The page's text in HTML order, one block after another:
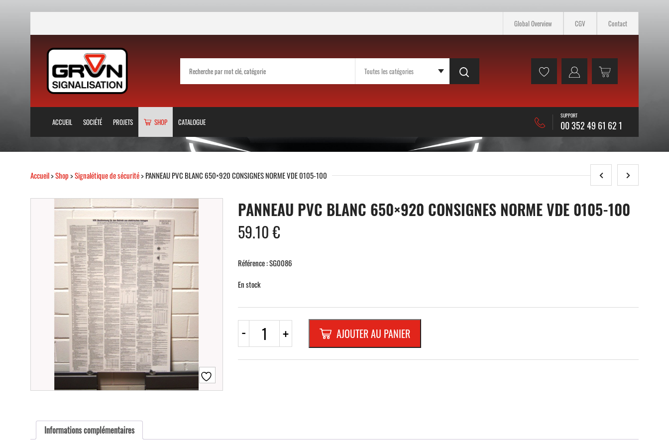
Global Overview CGV Contact
ACCUEIL SOCIÉTÉ PROJETS SHOP CATALOGUE
SUPPORT
00 352 49 61 62 1
Accueil>Shop>Signalétique de sécurité> PANNEAU PVC BLANC 650×920 CONSIGNES NORME VDE 0105-100
PANNEAU PVC BLANC 650×920 CONSIGNES NORME VDE 0105-100
59.10€
Référence : SG0086
En stock
- quantité
PANNEAU
+ AJOUTER AU PANIER
Informations complémentaires